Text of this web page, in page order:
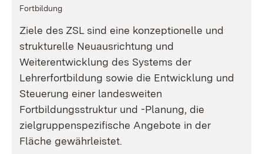
Fortbildung
Ziele des ZSL sind eine konzeptionelle und
strukturelle Neuausrichtung und
Weiterentwicklung des Systems der
Lehrerfortbildung sowie die Entwicklung und
Steuerung einer landesweiten
Fortbildungsstruktur und -Planung, die
zielgruppenspezifische Angebote in der
Fläche gewährleistet.